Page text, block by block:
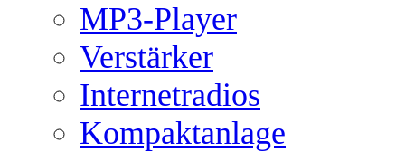
MP3-Player
Verstärker
Internetradios
Kompaktanlage